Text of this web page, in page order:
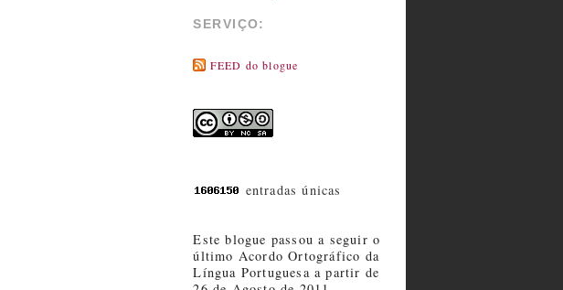
SERVIÇO:
FEED do blogue
entradas únicas
Este blogue passou a seguir o
último Acordo Ortográfico da
Língua Portuguesa a partir de